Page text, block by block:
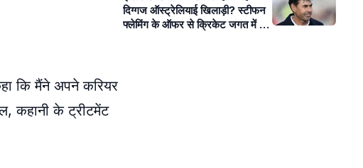
कि मैंने अपने करियर
कहानी के ट्रीटमेंट
दिग्गज ऑस्ट्रेलियाई खिलाड़ी? स्टीफन
फ्लेमिंग के ऑफर से क्रिकेट जगत में बढ़ी